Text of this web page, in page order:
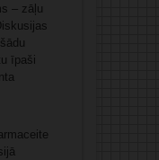
– zāļu
īpaši